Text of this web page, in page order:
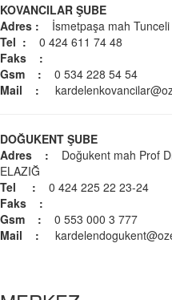
KOVANCILAR ŞUBE
Adres : İsmetpaşa mah Tunceli
Tel :
0 424 611 74 48
Faks :
Gsm :
0 534 228 54 54
Mail :
DOĞUKENT ŞUBE
Adres : Doğukent mah Prof
ELAZIĞ
Tel :
0 424 225 22 23-24
Faks :
Gsm : 0 553 000 3 777
Mail :